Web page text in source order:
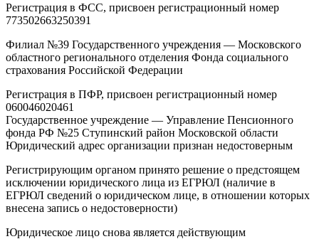
Регистрация в ФСС, присвоен регистрационный номер
773502663250391
Филиал №39 Государственного учреждения — Московского
областного регионального отделения Фонда социального
страхования Российской Федерации
Регистрация в ПФР, присвоен регистрационный номер
060046020461
Государственное учреждение — Управление Пенсионного
фонда РФ №25 Ступинский район Московской области
Юридический адрес организации признан недостоверным
Регистрирующим органом принято решение о предстоящем
исключении юридического лица из ЕГРЮЛ (наличие в
ЕГРЮЛ сведений о юридическом лице, в отношении которых
внесена запись о недостоверности)
Юридическое лицо снова является действующим